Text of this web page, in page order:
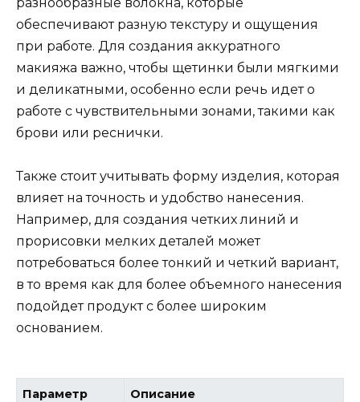
обеспечивают разную текстуру и ощущения
при работе. Для создания аккуратного
макияжа важно, чтобы щетинки были мягкими
и деликатными, особенно если речь идет о
работе с чувствительными зонами, такими как
брови или реснички.
Также стоит учитывать форму изделия, которая
влияет на точность и удобство нанесения.
Например, для создания четких линий и
прорисовки мелких деталей может
потребоваться более тонкий и четкий вариант,
в то время как для более объемного нанесения
подойдет продукт с более широким
основанием.
Параметр Описание